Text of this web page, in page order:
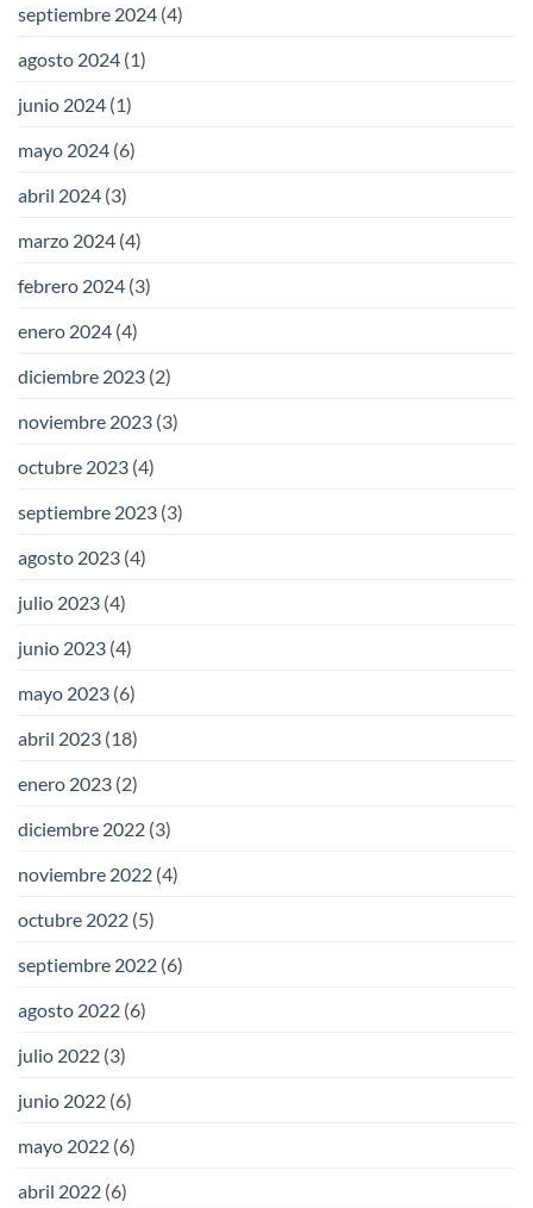
septiembre 2024 (4)
agosto 2024 (1)
junio 2024 (1)
mayo 2024 (6)
abril 2024 (3)
marzo 2024 (4)
febrero 2024 (3)
enero 2024 (4)
diciembre 2023 (2)
noviembre 2023 (3)
octubre 2023 (4)
septiembre 2023 (3)
agosto 2023 (4)
julio 2023 (4)
junio 2023 (4)
mayo 2023 (6)
abril 2023 (18)
enero 2023 (2)
diciembre 2022 (3)
noviembre 2022 (4)
octubre 2022 (5)
septiembre 2022 (6)
agosto 2022 (6)
julio 2022 (3)
junio 2022 (6)
mayo 2022 (6)
abril 2022 (6)